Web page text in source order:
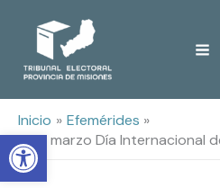
Open toolbar
Inicio
Efemérides
8 de marzo Día Internacional